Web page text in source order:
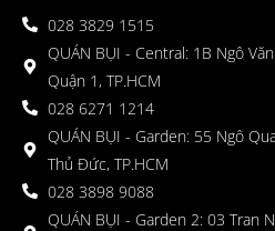
028 3829 1515
QUÁN BỤI - Central: 1B Ngô
Quận 1, TP.HCM
028 6271 1214
QUÁN BỤI - Garden: 55 Ngô
Thủ Đức, TP.HCM
028 3898 9088
QUÁN BỤI - Garden 2: 03 Tran